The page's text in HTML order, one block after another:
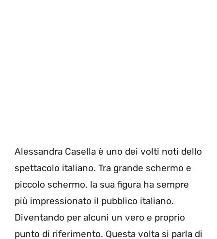
Alessandra Casella è uno dei volti noti dello
spettacolo italiano. Tra grande schermo e
piccolo schermo, la sua figura ha sempre
più impressionato il pubblico italiano.
Diventando per alcuni un vero e proprio
punto di riferimento. Questa volta si parla di